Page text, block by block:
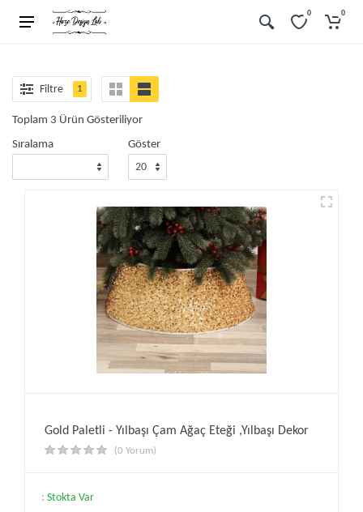
0 0
Filtre 1
Toplam 3 Ürün Gösteriliyor
Sıralama
Göster
Gold Paletli - Yılbaşı Çam Ağaç Eteği ,Yılbaşı Dekor
(0 Yorum)
: Stokta Var